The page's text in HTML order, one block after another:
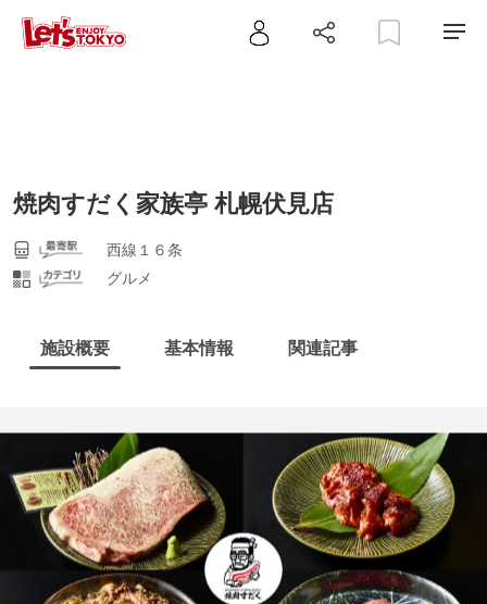
焼肉すだく家族亭 札幌伏見店
西線１６条
グルメ
施設概要 基本情報 関連記事